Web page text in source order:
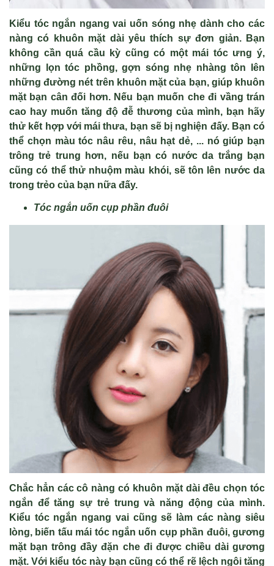
Kiểu tóc ngắn ngang vai uốn sóng nhẹ dành cho các
nàng có khuôn mặt dài yêu thích sựđơn giản. Bạn
không cần quá cầu kỳ cũng có một mái tóc ưng ý,
những l ọn tóc phồng, gợn sóng nhẹ nhàng tôn lên
những đường nét trên khuôn mặt của bạn, giúp khuôn
mặt bạn cân đối hơn. Nếu bạn muốn che đi vầng trán
cao hay muốn tăng độ đễ thương của mình, bạn hãy
thử kết hợp với mái thưa, bạn sẽbị nghiện đấy. Bạn có
thể chọn màu tóc nâu rêu, nâu hạt dẻ, ... nó giúp bạn
trông trẻ trung hơn, nếu bạn có nước da trắng bạn
cũng có thểthửnhuộm màu khói, sẽtôn lên nước da
trong trẻo của bạn nữa đấy.
Tóc ngắn uốn cụp phần đuôi
Chắc hẳn các cô nàng có khuôn mặt dài đều chọn tóc
ngắn đểtăng sự trẻtrung và năng động của mình.
Kiểu tóc ngắn ngang vai cũng sẽ làm các nàng siêu
lòng, biến tấu mái tóc ngắn uốn cụp phần đuôi, gương
mặt bạn trông đầy đặn che đi được chiều dài gương
mặt. Với kiểu tóc này bạn cũng có thể rẽl ệch ngôi tăng